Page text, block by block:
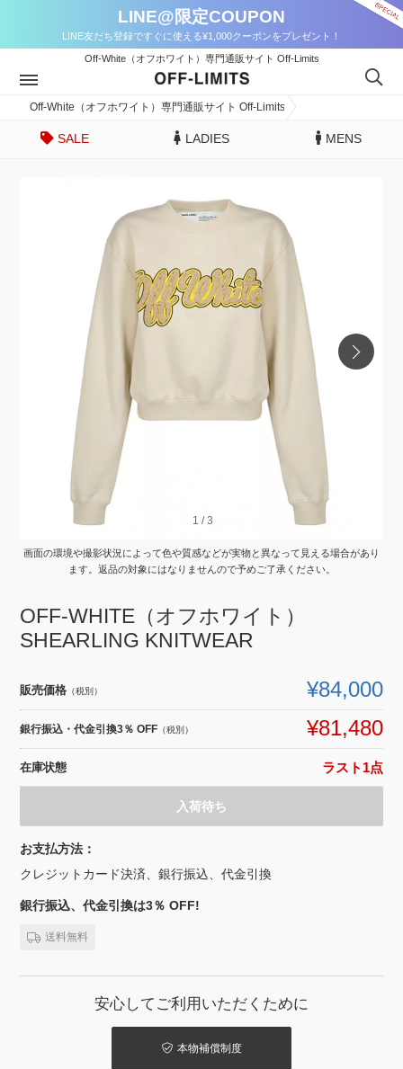
LINE@限定COUPON
LINE友だち登録ですぐに使える¥1,000クーポンをプレゼント！
Off-White（オフホワイト）専門通販サイト Off-Limits
Off-White（オフホワイト）専門通販サイト Off-Limits
SALE LADIES MENS
1 / 3
1 / 3
画面の環境や撮影状況によって色や質感などが実物と異なって見える場合があり
ます。返品の対象にはなりませんので予めご了承ください。
OFF-WHITE（オフホワイト）
SHEARLING KNITWEAR
販売価格 （税別） ¥84,000
銀行振込・代金引換3％ OFF （税別） ¥81,480
在庫状態 ラスト1点
入荷待ち
お支払方法：
クレジットカード決済、銀行振込、代金引換
銀行振込、代金引換は3％ OFF!
送料無料
安心してご利用いただくために
本物補償制度